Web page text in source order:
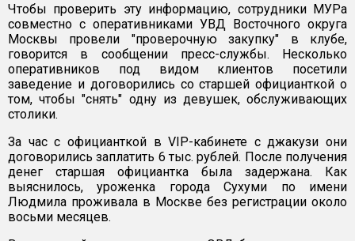
Чтобы проверить эту информацию, сотрудники МУРа
совместно с оперативниками УВД Восточного округа
Москвы провели "проверочную закупку" в клубе,
говорится в сообщении пресс-службы. Несколько
оперативников под видом клиентов посетили
заведение и договорились со старшей официанткой о
том, чтобы "снять" одну из девушек, обслуживающих
столики.
За час с официанткой в VIP-кабинете с джакузи они
договорились заплатить 6 тыс. рублей. После получения
денег старшая официантка была задержана. Как
выяснилось, уроженка города Сухуми по имени
Людмила проживала в Москве без регистрации около
восьми месяцев.